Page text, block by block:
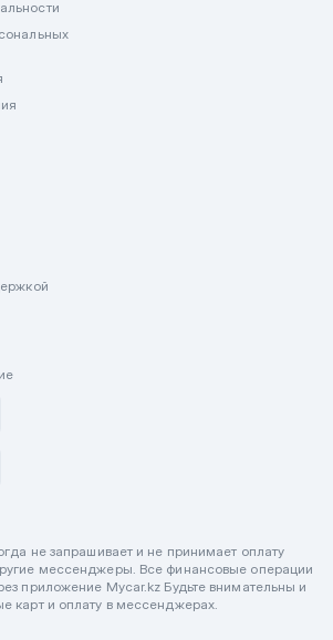
не запрашивает и не принимает оплату
мессенджеры. Все финансовые операции
приложение Mycar.kz Будьте внимательны и
карт и оплату в мессенджерах.